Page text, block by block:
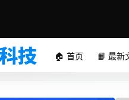
🏠 首页 📙 最新